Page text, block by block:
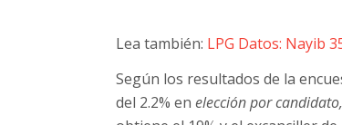
Lea también: LPG Datos: Nayib
Según los resultados de la
del 2.2% en elección por candidato,